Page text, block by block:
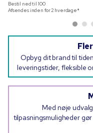
Bestil ned til 100
Afsendes inden for 2 hverdage*
Opbyg dit brand til
leveringstider, fleksible
Med nøje
tilpasningsmuligheder